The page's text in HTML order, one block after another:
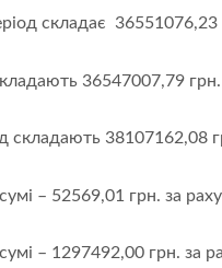
складає 36551076,23
36547007,79 грн.
складають 38107162,08
– 52569,01 грн. за
– 1297492,00 грн. за